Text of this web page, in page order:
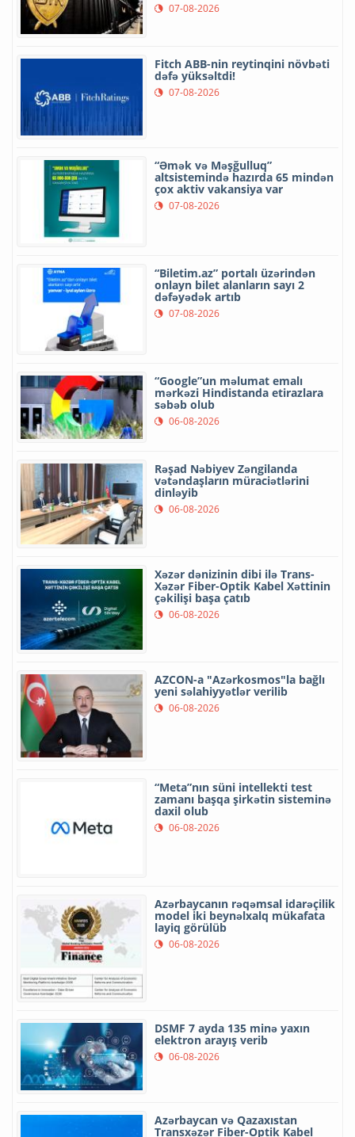
07-08-2026
Fitch ABB-nin reytinqini növbəti
dəfə yüksəltdi!
07-08-2026
“Əmək və Məşğulluq”
altsistemində hazırda 65 mindən
çox aktiv vakansiya var
07-08-2026
“Biletim.az” portalı üzərindən
onlayn bilet alanların sayı 2
dəfəyədək artıb
07-08-2026
“Google”un məlumat emalı
mərkəzi Hindistanda etirazlara
səbəb olub
06-08-2026
Rəşad Nəbiyev Zəngilanda
vətəndaşların müraciətlərini
dinləyib
06-08-2026
Xəzər dənizinin dibi ilə Trans-
Xəzər Fiber-Optik Kabel Xəttinin
çəkilişi başa çatıb
06-08-2026
AZCON-a "Azərkosmos"la bağlı
yeni səlahiyyətlər verilib
06-08-2026
“Meta”nın süni intellekti test
zamanı başqa şirkətin sisteminə
daxil olub
06-08-2026
Azərbaycanın rəqəmsal idarəçilik
model iki beynəlxalq mükafata
layiq görülüb
06-08-2026
DSMF 7 ayda 135 minə yaxın
elektron arayış verib
06-08-2026
Azərbaycan və Qazaxıstan
Transxəzər Fiber-Optik Kabel